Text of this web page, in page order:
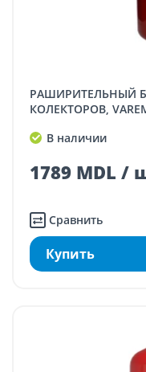
РАШИРИТЕЛЬНЫЙ БАК ДЛЯ СОЛНЕЧНЫХ
КОЛЕКТОРОВ,
В наличии
1789 MDL /
Сравнить
Купить